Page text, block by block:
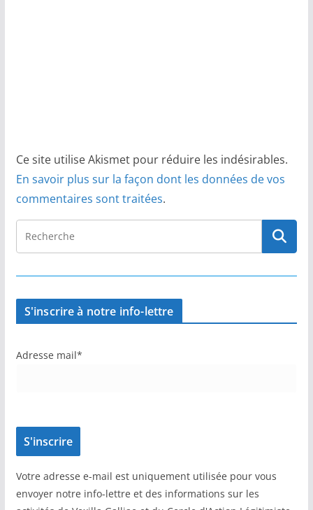
Ce site utilise Akismet pour réduire les indésirables.
En savoir plus sur la façon dont les données de vos
commentaires sont traitées.
S'inscrire à notre info-lettre
Adresse mail*
Votre adresse e-mail est uniquement utilisée pour vous
envoyer notre info-lettre et des informations sur les